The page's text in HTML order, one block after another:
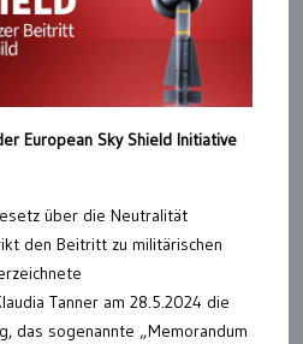
European Sky Shield Initiative
über die Neutralität
den Beitritt zu militärischen
Tanner am 28.5.2024 die
das sogenannte „Memorandum